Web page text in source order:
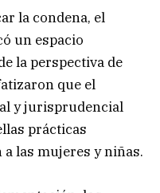
la condena, el
un espacio
la perspectiva de
que el
y jurisprudencial
prácticas
las mujeres y niñas.